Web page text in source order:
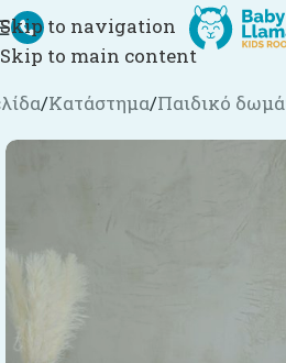
Skip to navigation
Skip to main content
/Κατάστημα/Παιδικό